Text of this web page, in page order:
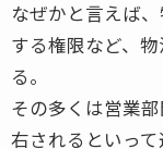
なぜかと言えば
する権限など、
る。
その多くは営業
右されるといって